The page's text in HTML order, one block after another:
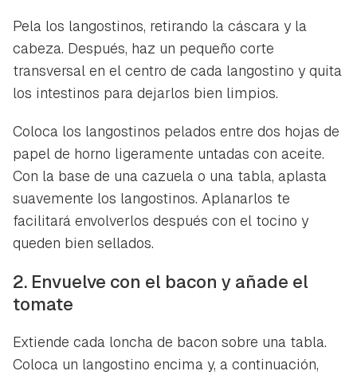
Pela los langostinos, retirando la cáscara y la
cabeza. Después, haz un pequeño corte
transversal en el centro de cada langostino y quita
los intestinos para dejarlos bien limpios.
Coloca los langostinos pelados entre dos hojas de
papel de horno ligeramente untadas con aceite.
Con la base de una cazuela o una tabla, aplasta
suavemente los langostinos. Aplanarlos te
facilitará envolverlos después con el tocino y
queden bien sellados.
2. Envuelve con el bacon y añade el
tomate
Extiende cada loncha de bacon sobre una tabla.
Coloca un langostino encima y, a continuación,